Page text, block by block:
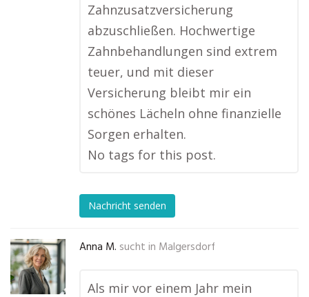
Zahnzusatzversicherung
abzuschließen. Hochwertige
Zahnbehandlungen sind extrem
teuer, und mit dieser
Versicherung bleibt mir ein
schönes Lächeln ohne finanzielle
Sorgen erhalten.
No tags for this post.
Nachricht senden
Anna M. sucht in Malgersdorf
Als mir vor einem Jahr mein